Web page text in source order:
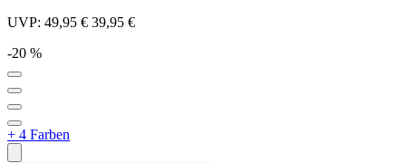
UVP: 49,95 € 39,95 €
-20 %
+ 4 Farben